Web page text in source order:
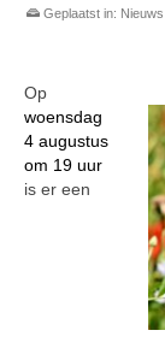
Geplaatst in: Nieuws
Op
woensdag
4 augustus
om 19 uur
is er een